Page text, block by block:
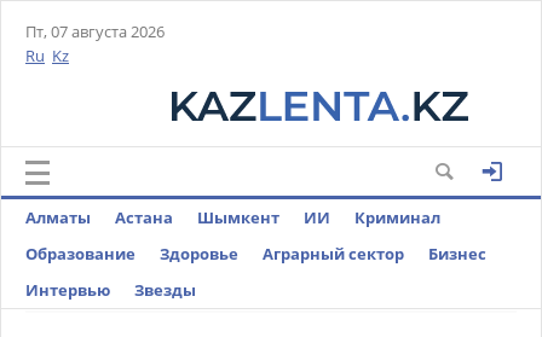
Пт, 07 августа 2026
Ru Kz
Алматы Астана Шымкент ИИ
Криминал
Образование
Здоровье Аграрный сектор
Бизнес
Интервью
Звезды